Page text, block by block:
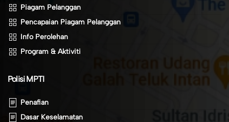
Piagam Pelanggan
Pencapaian Piagam Pelanggan
Info Perolehan
Program & Aktiviti
Polisi MPTI
Penafian
Dasar Keselamatan